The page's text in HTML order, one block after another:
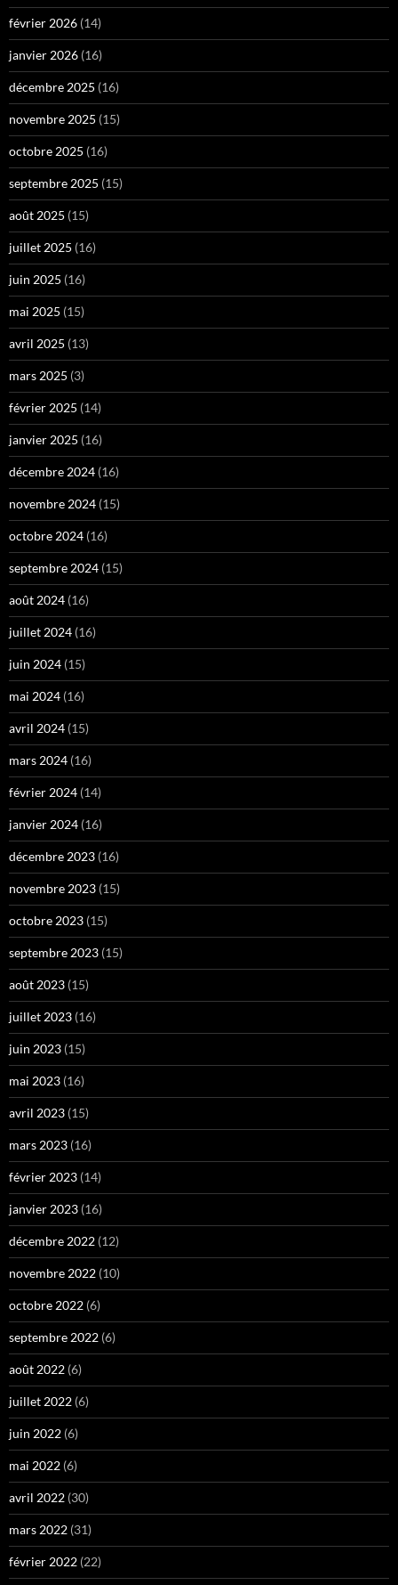
février 2026 (14)
janvier 2026 (16)
décembre 2025 (16)
novembre 2025 (15)
octobre 2025 (16)
septembre 2025 (15)
août 2025 (15)
juillet 2025 (16)
juin 2025 (16)
mai 2025 (15)
avril 2025 (13)
mars 2025 (3)
février 2025 (14)
janvier 2025 (16)
décembre 2024 (16)
novembre 2024 (15)
octobre 2024 (16)
septembre 2024 (15)
août 2024 (16)
juillet 2024 (16)
juin 2024 (15)
mai 2024 (16)
avril 2024 (15)
mars 2024 (16)
février 2024 (14)
janvier 2024 (16)
décembre 2023 (16)
novembre 2023 (15)
octobre 2023 (15)
septembre 2023 (15)
août 2023 (15)
juillet 2023 (16)
juin 2023 (15)
mai 2023 (16)
avril 2023 (15)
mars 2023 (16)
février 2023 (14)
janvier 2023 (16)
décembre 2022 (12)
novembre 2022 (10)
octobre 2022 (6)
septembre 2022 (6)
août 2022 (6)
juillet 2022 (6)
juin 2022 (6)
mai 2022 (6)
avril 2022 (30)
mars 2022 (31)
février 2022 (22)